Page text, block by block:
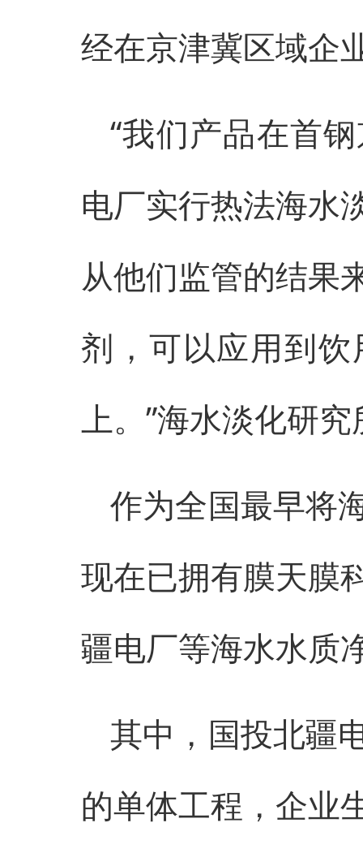
经在京津冀区域企
“我们产品在首
电厂实行热法海水
从他们监管的结果
剂，可以应用到
上。”海水淡化研
作为全国最早将
现在已拥有膜天膜
疆电厂等海水水质
其中，国投北疆
的单体工程，企业